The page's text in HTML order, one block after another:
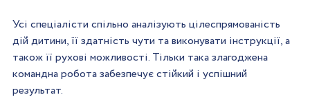
Усі спеціалісти спільно аналізують цілеспрямованість
дій дитини, її здатність чути та виконувати інструкції, а
також її рухові можливості. Тільки така злагоджена
командна робота забезпечує стійкий і успішний
результат.